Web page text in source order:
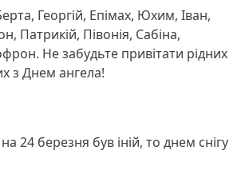
Георгій, Епімах, Юхим, Іван,
Патрикій, Півонія, Сабіна,
Не забудьте привітати рідних
з Днем ангела!
24 березня був іній, то днем ​​снігу